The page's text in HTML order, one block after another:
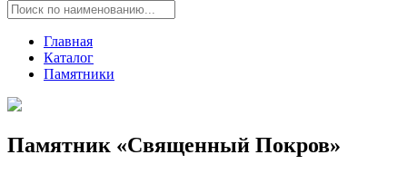
Главная
Каталог
Памятники
Памятник «Священный Покров»